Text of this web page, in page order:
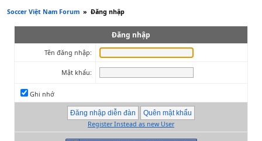
Soccer Việt Nam Forum » Đăng nhập
Đăng nhập
Tên đăng nhập:
Mật khẩu:
Ghi nhớ
Register Instead as new User